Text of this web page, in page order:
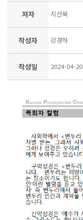
저자 지선묵
작성자 강경하
작성일 2024-04-20